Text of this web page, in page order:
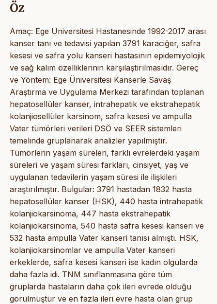
Öz
Amaç: Ege Üniversitesi Hastanesinde 1992-2017 arası
kanser tanı ve tedavisi yapılan 3791 karaciğer, safra
kesesi ve safra yolu kanseri hastasının epidemiyolojik
ve sağ kalım özelliklerinin karşılaştırılmasıdır. Gereç
ve Yöntem: Ege Üniversitesi Kanserle Savaş
Araştırma ve Uygulama Merkezi tarafından toplanan
hepatosellüler kanser, intrahepatik ve ekstrahepatik
kolanjiosellüler karsinom, safra kesesi ve ampulla
Vater tümörleri verileri DSÖ ve SEER sistemleri
temelinde gruplanarak analizler yapılmıştır.
Tümörlerin yaşam süreleri, farklı evrelerdeki yaşam
süreleri ve yaşam süresi farkları, cinsiyet, yaş ve
uygulanan tedavilerin yaşam süresi ile ilişkileri
araştırılmıştır. Bulgular: 3791 hastadan 1832 hasta
hepatosellüler kanser (HSK), 440 hasta intrahepatik
kolanjiokarsinoma, 447 hasta ekstrahepatik
kolanjiokarsinoma, 540 hasta safra kesesi kanseri ve
532 hasta ampulla Vater kanseri tanısı almıştı. HSK,
kolanjiokarsinomlar ve ampulla Vater kanseri
erkeklerde, safra kesesi kanseri ise kadın olgularda
daha fazla idi. TNM sınıflanmasına göre tüm
gruplarda hastaların daha çok ileri evrede olduğu
görülmüştür ve en fazla ileri evre hasta olan grup